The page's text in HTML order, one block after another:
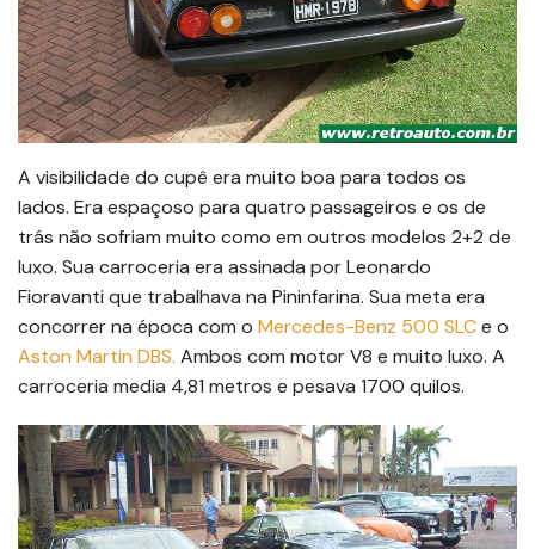
A visibilidade do cupê era muito boa para todos os
lados. Era espaçoso para quatro passageiros e os de
trás não sofriam muito como em outros modelos 2+2 de
luxo. Sua carroceria era assinada por Leonardo
Fioravanti que trabalhava na Pininfarina. Sua meta era
concorrer na época com o Mercedes-Benz 500 SLCe o
Aston Martin DBS. Ambos com motor V8 e muito luxo. A
carroceria media 4,81 metros e pesava 1700 quilos.